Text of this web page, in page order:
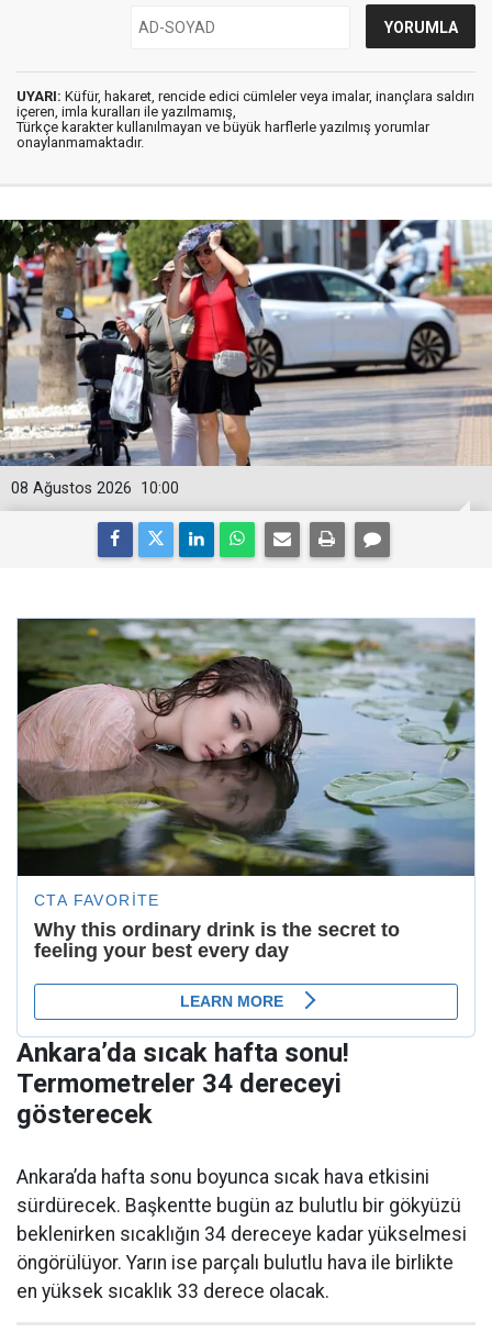
UYARI: Küfür, hakaret, rencide edici cümleler veya imalar, inançlara saldırı
içeren, imla kuralları ile yazılmamış,
Türkçe karakter kullanılmayan ve büyük harflerle yazılmış yorumlar
onaylanmamaktadır.
10:00
08 Ağustos 2026
Ankara’da sıcak hafta sonu!
Termometreler 34 dereceyi
gösterecek
Ankara’da hafta sonu boyunca sıcak hava etkisini
sürdürecek. Başkentte bugün az bulutlu bir gökyüzü
beklenirken sıcaklığın 34 dereceye kadar yükselmesi
öngörülüyor. Yarın ise parçalı bulutlu hava ile birlikte
en yüksek sıcaklık 33 derece olacak.